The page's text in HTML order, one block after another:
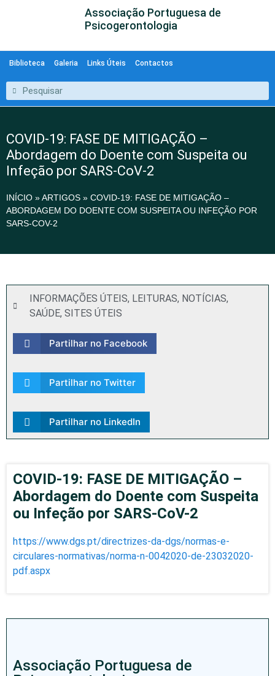
Associação Portuguesa de
Psicogerontologia
Biblioteca Galeria Links Úteis Contactos
COVID-19: FASE DE MITIGAÇÃO –
Abordagem do Doente com Suspeita ou
Infeção por SARS-CoV-2
INÍCIO »ARTIGOS » COVID-19: FASE DE MITIGAÇÃO –
ABORDAGEM DO DOENTE COM SUSPEITA OU INFEÇÃO POR
SARS-COV-2
INFORMAÇÕES ÚTEIS, LEITURAS, NOTÍCIAS,
SAÚDE, SITES ÚTEIS
Partilhar no Facebook
Partilhar no Twitter
Partilhar no LinkedIn
COVID-19: FASE DE MITIGAÇÃO –
Abordagem do Doente com Suspeita
ou Infeção por SARS-CoV-2
https://www.dgs.pt/directrizes-da-dgs/normas-e-
circulares-normativas/norma-n-0042020-de-23032020-
pdf.aspx
Associação Portuguesa de